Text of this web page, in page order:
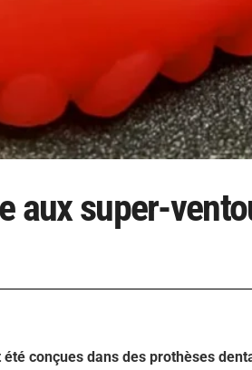
aux super-
conçues dans des prothèses